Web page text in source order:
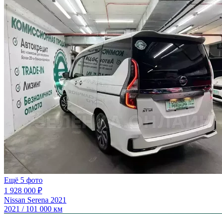
Ещё 5 фото
1 928 000 ₽
Nissan Serena 2021
2021 / 101 000 км